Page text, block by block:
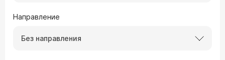
Направление
Без направления